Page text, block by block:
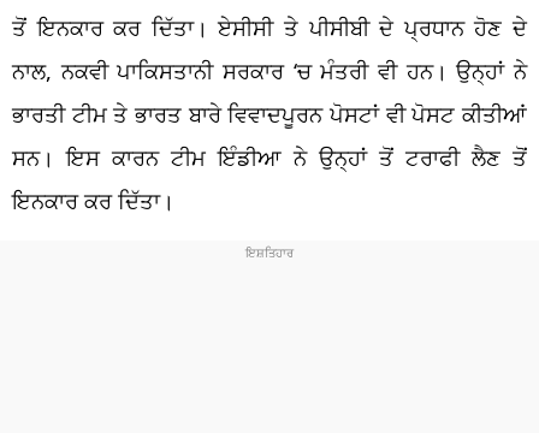
ਤੋਂ ਇਨਕਾਰ ਕਰ ਦਿੱਤਾ।ਏਸੀਸੀ ਤੇ ਪੀਸੀਬੀ ਦੇ ਪ੍ਰਧਾਨ ਹੋਣ ਦੇ
ਨਾਲ, ਨਕਵੀ ਪਾਕਿਸਤਾਨੀ ਸਰਕਾਰ ‘ਚ ਮੰਤਰੀ ਵੀ ਹਨ। ਉਨ੍ਹਾਂ ਨੇ
ਭਾਰਤੀ ਟੀਮ ਤੇ ਭਾਰਤ ਬਾਰੇ ਵਿਵਾਦਪੂਰਨ ਪੋਸਟਾਂ ਵੀ ਪੋਸਟ ਕੀਤੀਆਂ
ਸਨ। ਇਸ ਕਾਰਨ ਟੀਮ ਇੰਡੀਆ ਨੇ ਉਨ੍ਹਾਂ ਤੋਂ ਟਰਾਫੀ ਲੈਣ ਤੋਂ
ਇਨਕਾਰ ਕਰ ਦਿੱਤਾ।